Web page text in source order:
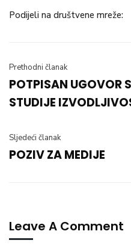
Podijeli na društvene mreže:
Prethodni članak
POTPISAN UGOVOR
STUDIJE
Sljedeći članak
POZIV ZA MEDIJE
Leave A Comment